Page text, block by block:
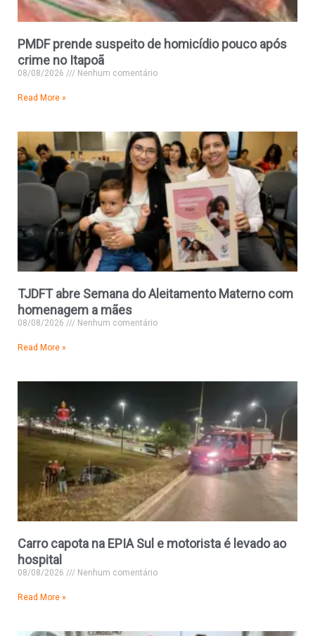
PMDF prende suspeito de homicídio pouco após
crime no Itapoã
08/08/2026 Nenhum comentário
Read More »
TJDFT abre Semana do Aleitamento Materno com
homenagem a mães
08/08/2026 Nenhum comentário
Read More »
Carro capota na EPIA Sul e motorista é levado ao
hospital
08/08/2026 Nenhum comentário
Read More »